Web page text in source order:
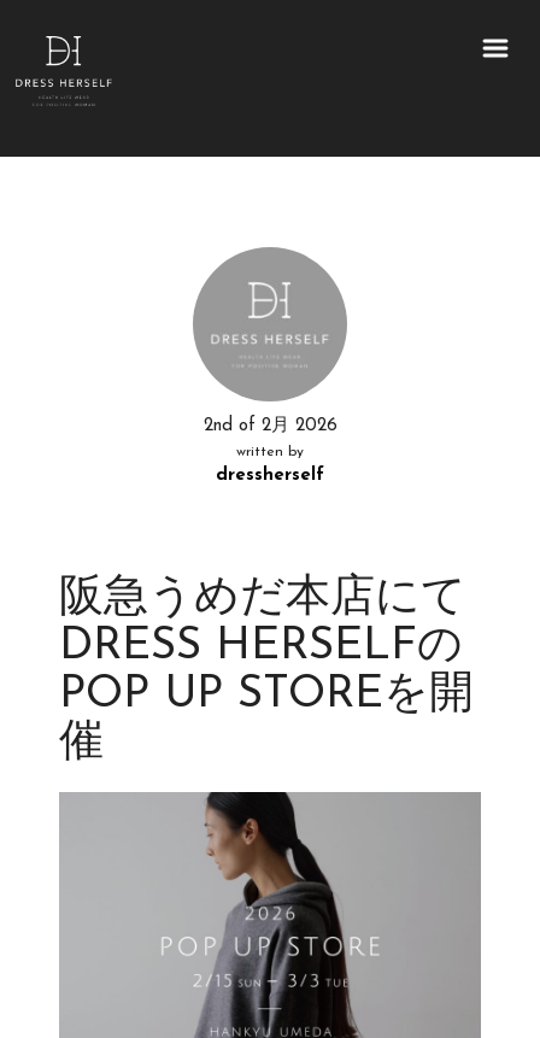
2nd of 2月 2026
written by
dressherself
阪急うめだ本店にて
DRESS HERSELFの
POP UP STOREを開
催